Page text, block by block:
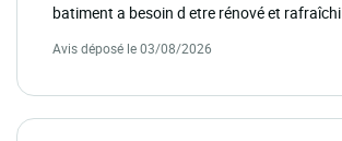
batiment a besoin d etre rénové et rafraîchi
Avis déposé le 03/08/2026